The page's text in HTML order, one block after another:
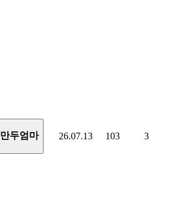
만두엄마 26.07.13 103 3